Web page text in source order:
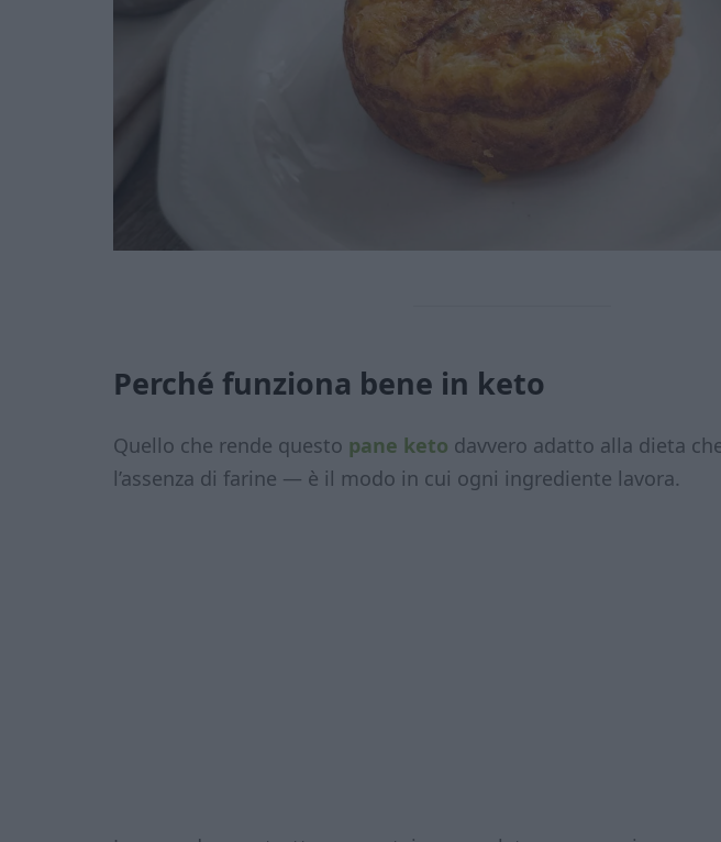
Perché funziona bene in keto
Quello che rende questo pane keto davvero adatto alla dieta
l’assenza di farine — è il modo in cui ogni ingrediente lavora.